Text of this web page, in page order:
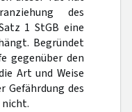
des
1 StGB eine
Begründet
gegenüber den
Art und Weise
Gefährdung des
nicht.